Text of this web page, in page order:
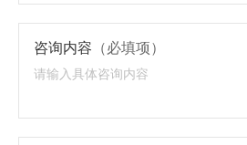
咨询内容 （必填项）